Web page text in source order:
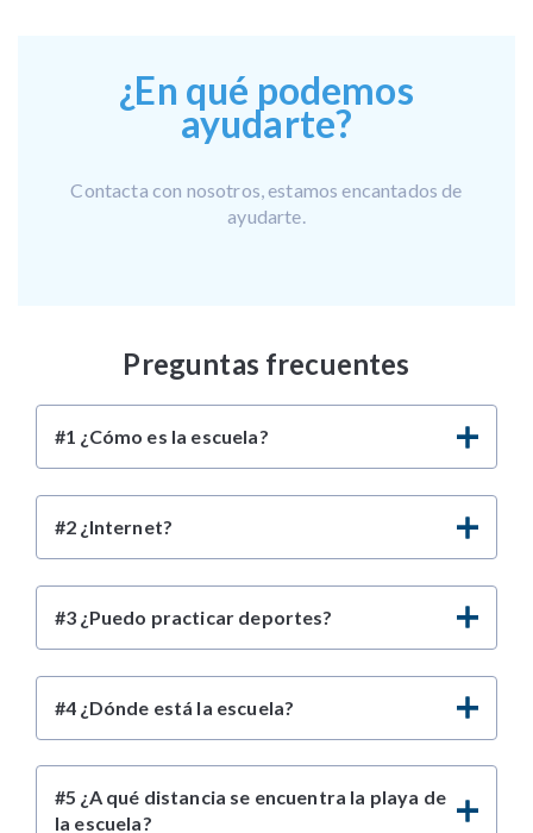
¿En qué podemos
ayudarte?
Contacta con nosotros, estamos encantados de
ayudarte.
Preguntas frecuentes
#1 ¿Cómo es la escuela?
#2 ¿Internet?
#3 ¿Puedo practicar deportes?
#4 ¿Dónde está la escuela?
#5 ¿A qué distancia se encuentra la playa de
la escuela?